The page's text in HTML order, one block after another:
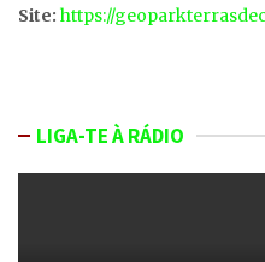
Site: https://
LIGA-TE À RÁDIO